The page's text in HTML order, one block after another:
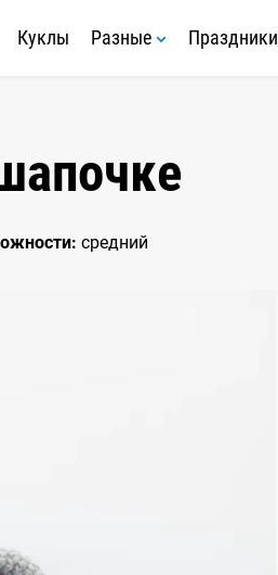
Куклы Разные Праздники
средний